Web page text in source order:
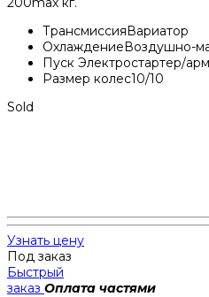
ТрансмиссияВариатор
ОхлаждениеВоздушно-
Пуск Электростартер/
Размер колес10/10
Sold
Узнать цену
Под заказ
Быстрый
заказ Оплата частями